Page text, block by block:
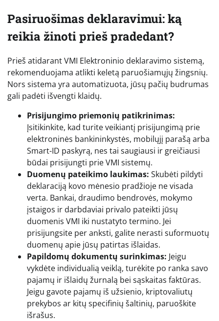
Pasiruošimas deklaravimui: ką
reikia žinoti prieš pradedant?
Prieš atidarant VMI Elektroninio deklaravimo sistemą,
rekomenduojama atlikti keletą paruošiamųjų žingsnių.
Nors sistema yra automatizuota, jūsų pačių budrumas
gali padėti išvengti klaidų.
Prisijungimo priemonių patikrinimas:
Įsitikinkite, kad turite veikiantį prisijungimą prie
elektroninės bankininkystės, mobilųjį parašą arba
Smart-ID paskyrą, nes tai saugiausi ir greičiausi
būdai prisijungti prie VMI sistemų.
Duomenų pateikimo laukimas: Skubėti pildyti
deklaraciją kovo mėnesio pradžioje ne visada
verta. Bankai, draudimo bendrovės, mokymo
įstaigos ir darbdaviai privalo pateikti jūsų
duomenis VMI iki nustatyto termino. Jei
prisijungsite per anksti, galite nerasti suformuotų
duomenų apie jūsų patirtas išlaidas.
Papildomų dokumentų surinkimas: Jeigu
vykdėte individualią veiklą, turėkite po ranka savo
pajamų ir išlaidų žurnalą bei sąskaitas faktūras.
Jeigu gavote pajamų iš užsienio, kriptovaliutų
prekybos ar kitų specifinių šaltinių, paruoškite
išrašus.